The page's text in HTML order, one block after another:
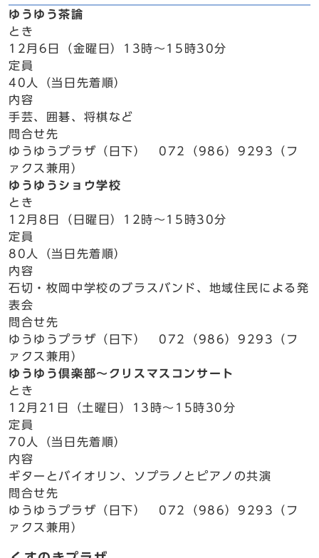
ゆうゆう茶論
とき
12月6日（金曜日）13時～15時30分
定員
40人（当日先着順）
内容
手芸、囲碁、将棋など
問合せ先
ゆうゆうプラザ（日下） 072（986）9293（フ
ァクス兼用）
ゆうゆうショウ学校
とき
12月8日（日曜日）12時～15時30分
定員
80人（当日先着順）
内容
石切・枚岡中学校のブラスバンド、地域住民による発
表会
問合せ先
ゆうゆうプラザ（日下） 072（986）9293（フ
ァクス兼用）
ゆうゆう倶楽部～クリスマスコンサート
とき
12月21日（土曜日）13時～15時30分
定員
70人（当日先着順）
内容
ギターとバイオリン、ソプラノとピアノの共演
問合せ先
ゆうゆうプラザ（日下） 072（986）9293（フ
ァクス兼用）